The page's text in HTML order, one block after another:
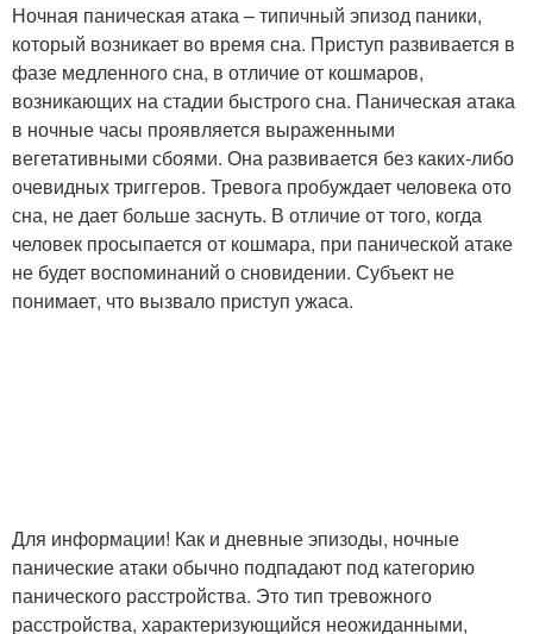
Ночная паническая атака – типичный эпизод паники,
который возникает во время сна. Приступ развивается в
фазе медленного сна, в отличие от кошмаров,
возникающих на стадии быстрого сна. Паническая атака
в ночные часы проявляется выраженными
вегетативными сбоями. Она развивается без каких-либо
очевидных триггеров. Тревога пробуждает человека ото
сна, не дает больше заснуть. В отличие от того, когда
человек просыпается от кошмара, при панической атаке
не будет воспоминаний о сновидении. Субъект не
понимает, что вызвало приступ ужаса.
Для информации! Как и дневные эпизоды, ночные
панические атаки обычно подпадают под категорию
панического расстройства. Это тип тревожного
расстройства, характеризующийся неожиданными,